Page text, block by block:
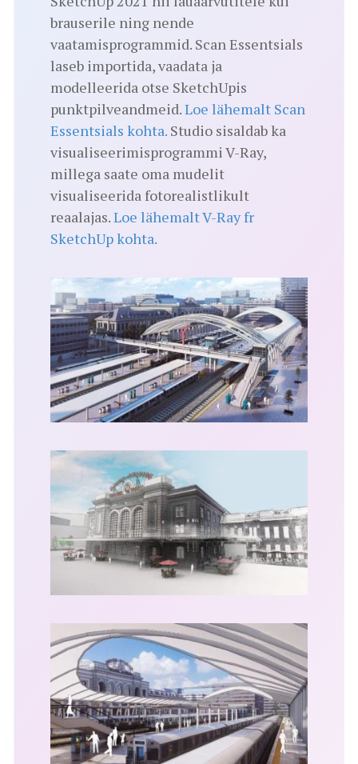
brauserile ning nende
vaatamisprogrammid. Scan Essentsials
laseb importida, vaadata ja
modelleerida otse SketchUpis
punktpilveandmeid.Loe lähemalt Scan
Essentsials kohta. Studio sisaldab ka
visualiseerimisprogrammi V-Ray,
millega saate oma mudelit
visualiseerida fotorealistlikult
reaalajas.Loe lähemalt V-Ray fr
SketchUp kohta.